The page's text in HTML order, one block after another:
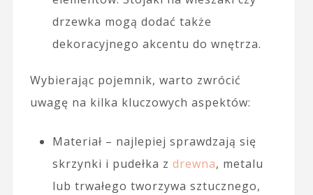
drzewka mogą dodać także
dekoracyjnego akcentu do wnętrza.
Wybierając pojemnik, warto zwrócić
uwagę na kilka kluczowych aspektów:
Materiał – najlepiej sprawdzają się
skrzynki i pudełka z drewna, metalu
lub trwałego tworzywa sztucznego,